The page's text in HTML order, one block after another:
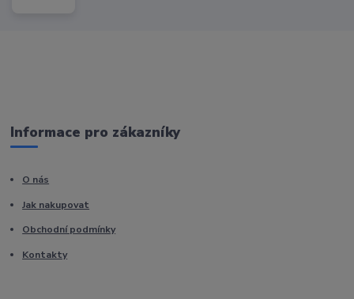
Informace pro zákazníky
O nás
Jak nakupovat
Obchodní podmínky
Kontakty